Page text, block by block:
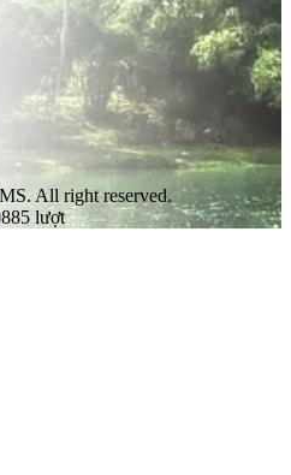
All right reserved.
lượt